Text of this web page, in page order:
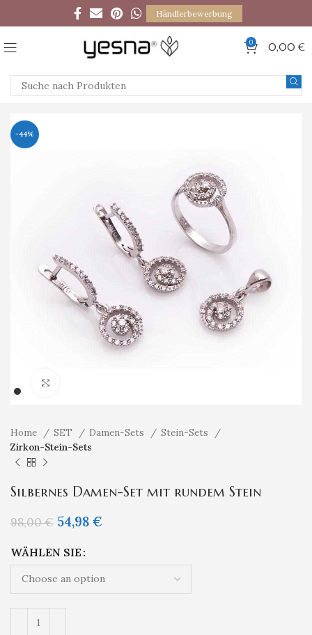
Händlerbewerbung
0 0,00 €
-44%
Home SET Damen-Sets
Stein-Sets
Zirkon-Stein-Sets
Silbernes Damen-Set mit rundem Stein
98,00€ 54,98 €
WÄHLEN SIE